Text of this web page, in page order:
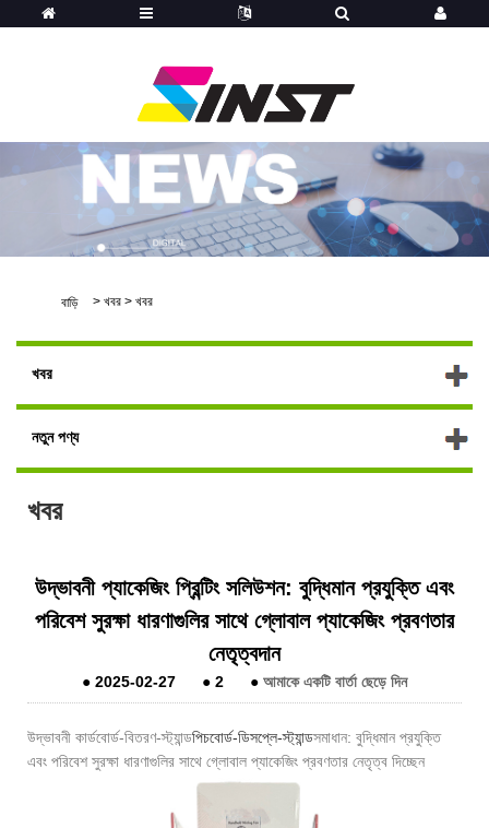
বাড়ি > খবর > খবর
খবর
নতুন পণ্য
খবর
উদ্ভাবনী প্যাকেজিং প্রিন্টিং সলিউশন: বুদ্ধিমান প্রযুক্তি এবং
পরিবেশ সুরক্ষা ধারণাগুলির সাথে গ্লোবাল প্যাকেজিং প্রবণতার
নেতৃত্বদান
● 2025-02-27 ● 2 ● আমাকে একটি বার্তা ছেড়ে দিন
উদ্ভাবনী কার্ডবোর্ড-বিতরণ-স্ট্যান্ডপিচবোর্ড-ডিসপ্লে-স্ট্যান্ডসমাধান: বুদ্ধিমান প্রযুক্তি
এবং পরিবেশ সুরক্ষা ধারণাগুলির সাথে গ্লোবাল প্যাকেজিং প্রবণতার নেতৃত্ব দিচ্ছেন